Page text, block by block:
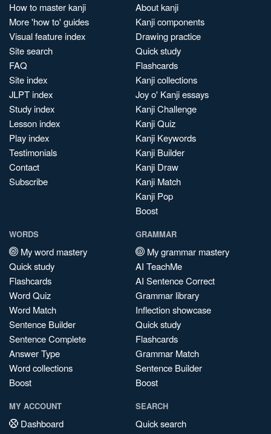
How to master kanji
More 'how to' guides
Visual feature index
Site search
FAQ
Site index
JLPT index
Study index
Lesson index
Play index
Testimonials
Contact
Subscribe
About kanji
Kanji components
Drawing practice
Quick study
Flashcards
Kanji collections
Joy o' Kanji essays
Kanji Challenge
Kanji Quiz
Kanji Keywords
Kanji Builder
Kanji Draw
Kanji Match
Kanji Pop
Boost
WORDS
My word mastery
Quick study
Flashcards
Word Quiz
Word Match
Sentence Builder
Sentence Complete
Answer Type
Word collections
Boost
GRAMMAR
My grammar mastery
AI TeachMe
AI Sentence Correct
Grammar library
Inflection showcase
Quick study
Flashcards
Grammar Match
Sentence Builder
Boost
MY ACCOUNT
Dashboard
SEARCH
Quick search